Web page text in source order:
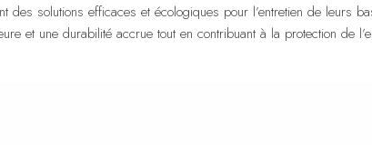
solutions efficaces et écologiques pour l’entretien de leurs
et une durabilité accrue tout en contribuant à la protection de